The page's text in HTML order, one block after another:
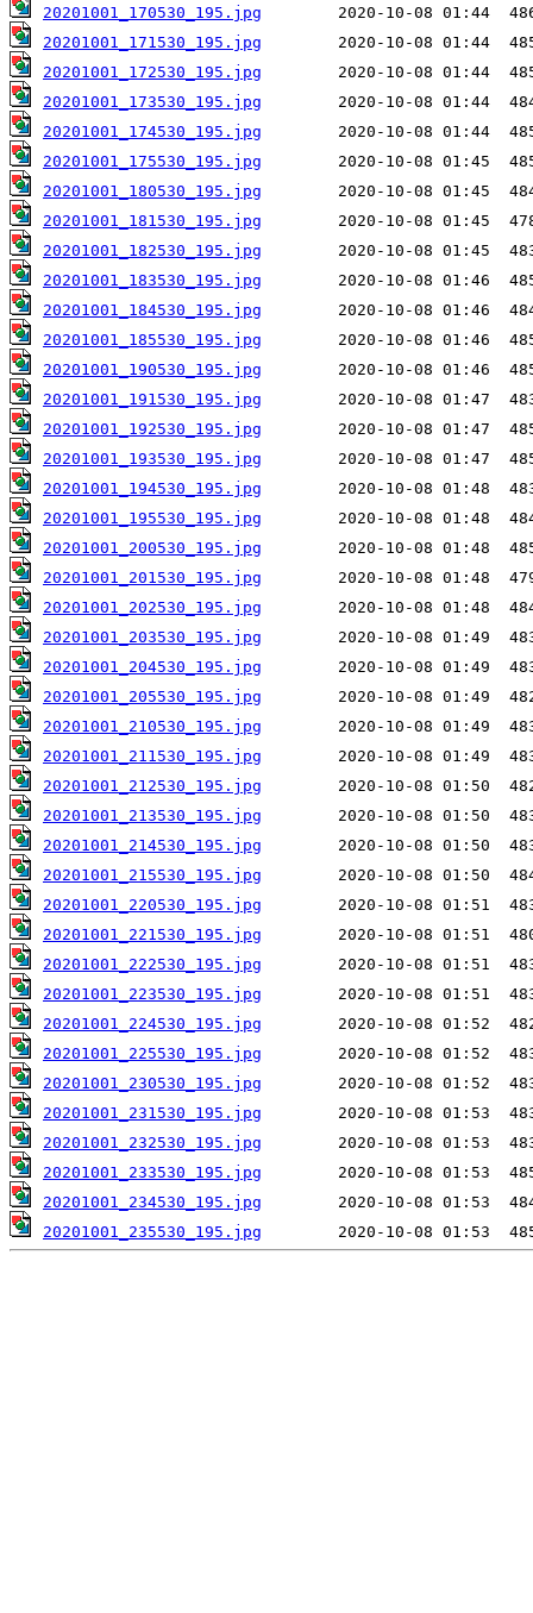
20201001_170530_195.jpg
20201001_171530_195.jpg
20201001_172530_195.jpg
20201001_173530_195.jpg
20201001_174530_195.jpg
20201001_175530_195.jpg
20201001_180530_195.jpg
20201001_181530_195.jpg
20201001_182530_195.jpg
20201001_183530_195.jpg
20201001_184530_195.jpg
20201001_185530_195.jpg
20201001_190530_195.jpg
20201001_191530_195.jpg
20201001_192530_195.jpg
20201001_193530_195.jpg
20201001_194530_195.jpg
20201001_195530_195.jpg
20201001_200530_195.jpg
20201001_201530_195.jpg
20201001_202530_195.jpg
20201001_203530_195.jpg
20201001_204530_195.jpg
20201001_205530_195.jpg
20201001_210530_195.jpg
20201001_211530_195.jpg
20201001_212530_195.jpg
20201001_213530_195.jpg
20201001_214530_195.jpg
20201001_215530_195.jpg
20201001_220530_195.jpg
20201001_221530_195.jpg
20201001_222530_195.jpg
20201001_223530_195.jpg
20201001_224530_195.jpg
20201001_225530_195.jpg
20201001_230530_195.jpg
20201001_231530_195.jpg
20201001_232530_195.jpg
20201001_233530_195.jpg
20201001_234530_195.jpg
20201001_235530_195.jpg